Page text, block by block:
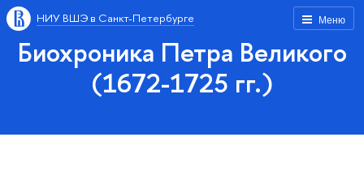
Меню
НИУ ВШЭ в Санкт-Петербурге
Биохроника Петра Великого
(1672-1725 гг.)